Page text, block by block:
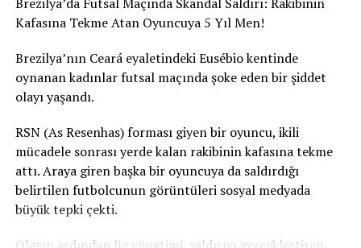
eylemleri, geniş medya kapsamı ve toplumsal
tepkilerle birlikte gelir. Bu tür eylemleri
gerçekleştiren kişiler, medya dikkatini çekmek ve
kendi amaçları doğrultusunda popülerlik
kazanmak isteyebilirler.
durumlarda, Kuran’ı yakma eylemleri, göçmen
karşıtlığı veya iç politik gündemlere yönelik bir
tepki olarak gerçekleştirilebilir. Bu tür eylemler,
belirli bir etnik veya dini grubu hedef alarak iç
politika çatışmalarını körükleyebilir.
Kafasına Tekme Atan Oyuncuya 5 Yıl Men!
Brezilya’nın Ceará eyaletindeki Eusébio kentinde
oynanan kadınlar futsal maçında şoke eden bir şiddet
olayı yaşandı.
RSN (As Resenhas) forması giyen bir oyuncu, ikili
mücadele sonrası yerde kalan rakibinin kafasına tekme
attı. Araya giren başka bir oyuncuya da saldırdığı
belirtilen futbolcunun görüntüleri sosyal medyada
büyük tepki çekti.